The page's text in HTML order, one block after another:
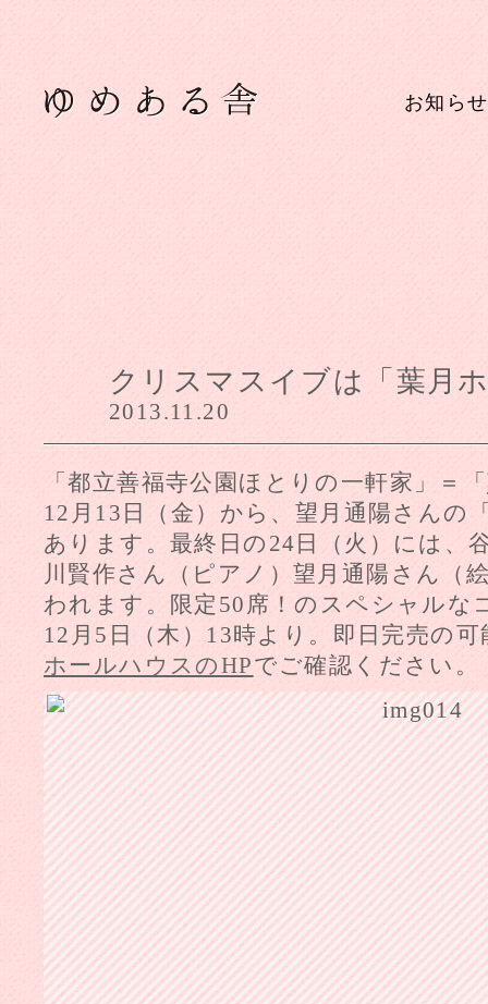
お知らせ
クリスマスイブは「葉月
2013.11.20
「都立善福寺公園ほとりの一軒家」＝「
12月13日（金）から、望月通陽さんの
あります。最終日の24日（火）には、
川賢作さん（ピアノ）望月通陽さん（
われます。限定50席！のスペシャルな
12月5日（木）13時より。即日完売の
ホールハウスのHPでご確認ください。